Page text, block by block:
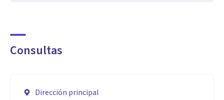
Consultas
Dirección principal